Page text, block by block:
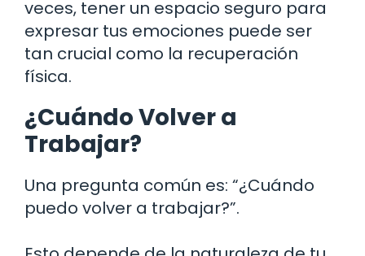
veces, tener un espacio seguro para
expresar tus emociones puede ser
tan crucial como la recuperación
física.
¿Cuándo Volver a
Trabajar?
Una pregunta común es: “¿Cuándo
puedo volver a trabajar?”.